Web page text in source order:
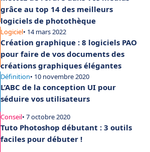
grâce au top 14 des meilleurs
logiciels de photothèque
Logiciel• 14 mars 2022
Création graphique : 8 logiciels PAO
pour faire de vos documents des
créations graphiques élégantes
Définition• 10 novembre 2020
L’ABC de la conception UI pour
séduire vos utilisateurs
Conseil• 7 octobre 2020
Tuto Photoshop débutant : 3 outils
faciles pour débuter !